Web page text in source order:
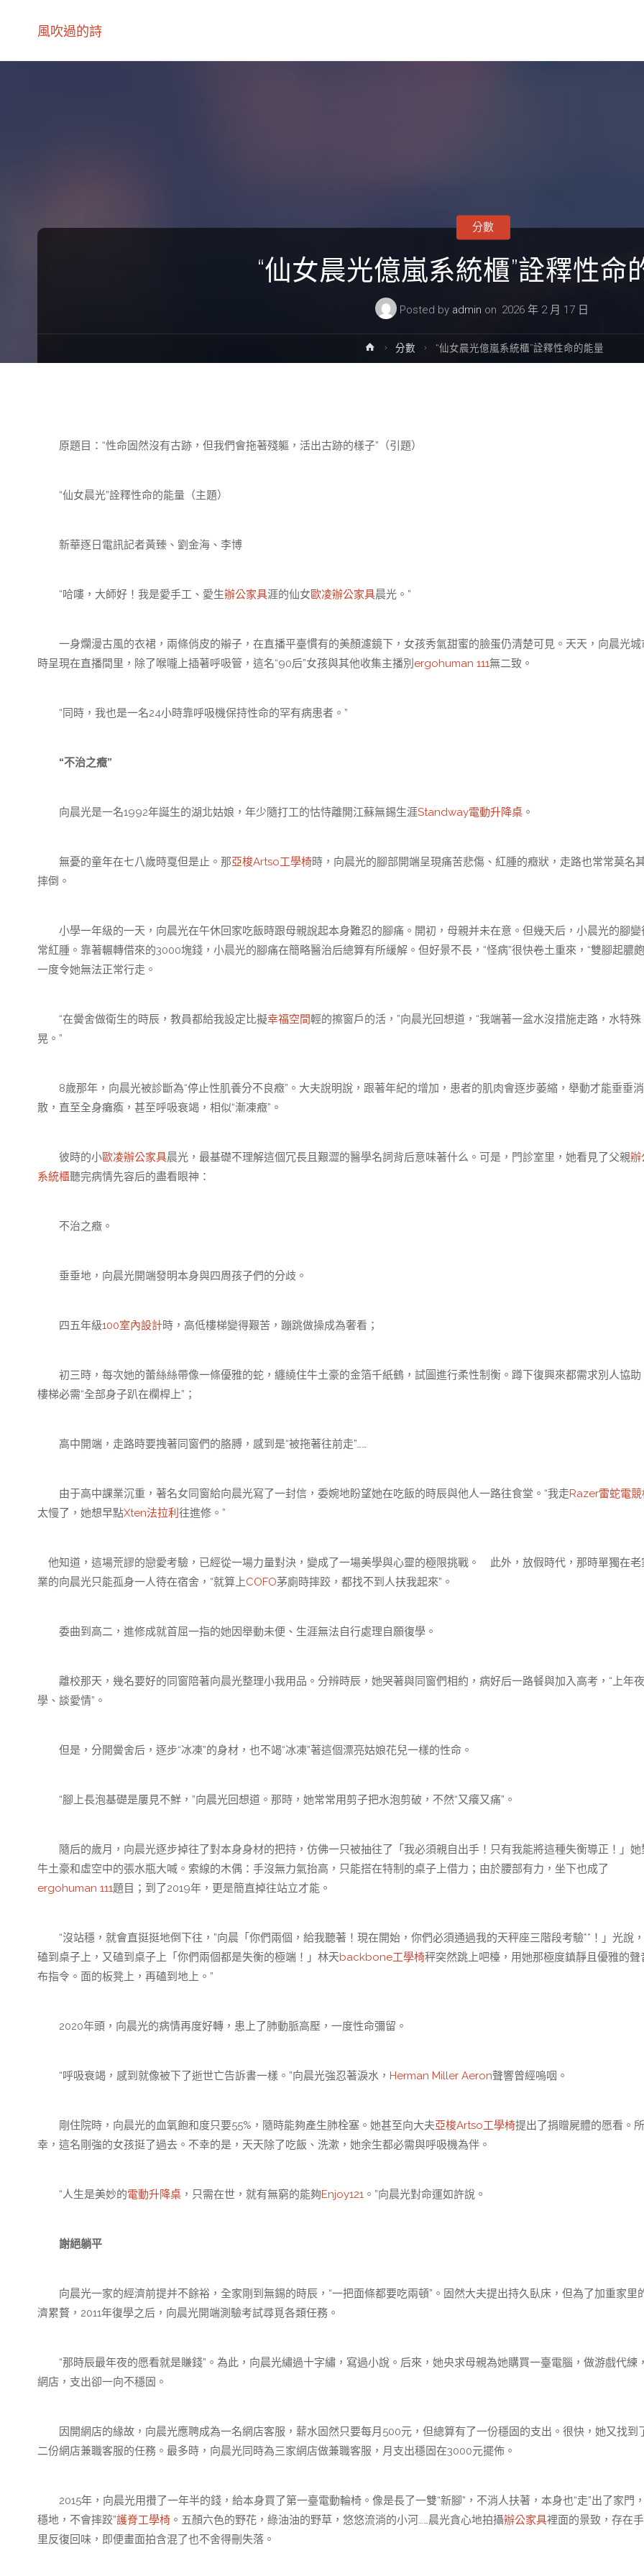
風吹過的詩
“仙女晨光億嵐系統櫃”詮釋性命
Posted by admin on 2026 年 2 月 17 日
分數
Home分數 “仙女晨光億嵐系統櫃”詮釋性命的能量
原題目：“性命固然沒有古跡，但我們會拖著殘軀，活出古跡的樣子”（引題）
“仙女晨光”詮釋性命的能量（主題）
新華逐日電訊記者黃臻、劉金海、李博
“哈嘍，大師好！我是愛手工、愛生辦公家具涯的仙女歐凌辦公家具晨光。”
一身爛漫古風的衣裙，兩條俏皮的辮子，在直播平臺慣有的美顏濾鏡下，女孩秀氣甜蜜的臉蛋仍清楚可見。天天，向晨光城
時呈現在直播間里，除了喉嚨上插著呼吸管，這名“90后”女孩與其他收集主播別 ergohuman 111無二致。
“同時，我也是一名24小時靠呼吸機保持性命的罕有病患者。”
“不治之癥”
向晨光是一名1992年誕生的湖北姑娘，年少隨打工的怙恃離開江蘇無錫生涯Standway電動升降桌 。
無憂的童年在七八歲時戛但是止。那亞梭Artso工學椅時，向晨光的腳部開端呈現痛苦悲傷、紅腫的癥狀，走路也常常莫名
摔倒。
小學一年級的一天，向晨光在午休回家吃飯時跟母親說起本身難忍的腳痛。開初，母親并未在意。但幾天后，小晨光的腳變
常紅腫。靠著輾轉借來的3000塊錢，小晨光的腳痛在簡略醫治后總算有所緩解。但好景不長，“怪病”很快卷土重來，“雙腳起膿
一度令她無法正常行走。
“在黌舍做衛生的時辰，教員都給我設定比擬幸福空間輕的擦窗戶的活，”向晨光回想道，“我端著一盆水沒措施走路，水特殊
晃。”
8歲那年，向晨光被診斷為“停止性肌養分不良癥”。大夫說明說，跟著年紀的增加，患者的肌肉會逐步萎縮，舉動才能垂垂消
散，直至全身癱瘓，甚至呼吸衰竭，相似“漸凍癥”。
彼時的小歐凌辦公家具晨光，最基礎不理解這個冗長且艱澀的醫學名詞背后意味著什么。可是，門診室里，她看見了父親辦
系統櫃聽完病情先容后的盡看眼神：
不治之癥。
垂垂地，向晨光開端發明本身與四周孩子們的分歧。
四五年級100室內設計時，高低樓梯變得艱苦，蹦跳做操成為奢看；
初三時，每次她的蕾絲絲帶像一條優雅的蛇，纏繞住牛土豪的金箔千紙鶴，試圖進行柔性制衡。蹲下復興來都需求別人協助
樓梯必需“全部身子趴在欄桿上”；
高中開端，走路時要拽著同窗們的胳膊，感到是“被拖著往前走”……
由于高中課業沉重，著名女同窗給向晨光寫了一封信，委婉地盼望她在吃飯的時辰與他人一路往食堂。“我走Razer雷蛇電競
太慢了，她想早點Xten法拉利 往進修。”
他知道，這場荒謬的戀愛考驗，已經從一場力量對決，變成了一場美學與心靈的極限挑戰。 此外，放假時代，那時單獨在老
業的向晨光只能孤身一人待在宿舍，“就算上COFO茅廁時摔跤，都找不到人扶我起來”。
委曲到高二，進修成就首屈一指的她因舉動未便、生涯無法自行處理自願復學。
離校那天，幾名要好的同窗陪著向晨光整理小我用品。分辨時辰，她哭著與同窗們相約，病好后一路餐與加入高考，“上年夜
學、談愛情”。
但是，分開黌舍后，逐步“冰凍”的身材，也不竭“冰凍”著這個漂亮姑娘花兒一樣的性命。
“腳上長泡基礎是屢見不鮮，”向晨光回想道。那時，她常常用剪子把水泡剪破，不然“又癢又痛”。
隨后的歲月，向晨光逐步掉往了對本身身材的把持，仿佛一只被抽往了「我必須親自出手！只有我能將這種失衡導正！」她
牛土豪和虛空中的張水瓶大喊。索線的木偶：手沒無力氣抬高，只能搭在特制的桌子上借力；由於腰部有力，坐下也成了
ergohuman 111題目；到了2019年，更是簡直掉往站立才能。
“沒站穩，就會直挺挺地倒下往，”向晨「你們兩個，給我聽著！現在開始，你們必須通過我的天秤座三階段考驗**！」光說
磕到桌子上，又磕到桌子上「你們兩個都是失衡的極端！」林天backbone工學椅秤突然跳上吧檯，用她那極度鎮靜且優雅的聲
布指令。面的板凳上，再磕到地上。”
2020年頭，向晨光的病情再度好轉，患上了肺動脈高壓，一度性命彌留。
“呼吸衰竭，感到就像被下了逝世亡告訴書一樣。”向晨光強忍著淚水， Herman Miller Aeron聲響曾經嗚咽。
剛住院時，向晨光的血氧飽和度只要55%，隨時能夠產生肺栓塞。她甚至向大夫亞梭Artso工學椅提出了捐贈屍體的愿看。所
幸，這名剛強的女孩挺了過去。不幸的是，天天除了吃飯、洗漱，她余生都必需與呼吸機為伴。
“人生是美妙的電動升降桌 ，只需在世，就有無窮的能夠Enjoy121 。”向晨光對命運如許說。
謝絕躺平
向晨光一家的經濟前提并不餘裕，全家剛到無錫的時辰，“一把面條都要吃兩頓”。固然大夫提出持久臥床，但為了加重家里
濟累贅，2011年復學之后，向晨光開端測驗考試尋覓各類任務。
“那時辰最年夜的愿看就是賺錢”。為此，向晨光繡過十字繡，寫過小說。后來，她央求母親為她購買一臺電腦，做游戲代練
網店，支出卻一向不穩固。
因開網店的緣故，向晨光應聘成為一名網店客服，薪水固然只要每月500元，但總算有了一份穩固的支出。很快，她又找到
二份網店兼職客服的任務。最多時，向晨光同時為三家網店做兼職客服，月支出穩固在3000元擺佈。
2015年，向晨光用攢了一年半的錢，給本身買了第一臺電動輪椅。像是長了一雙“新腳”，不消人扶著，本身也“走”出了家門
穩地，不會摔跤”護脊工學椅 。五顏六色的野花，綠油油的野草，悠悠流淌的小河……晨光貪心地拍攝辦公家具裡面的景致，存在
里反復回味，即便畫面拍含混了也不舍得刪失落。